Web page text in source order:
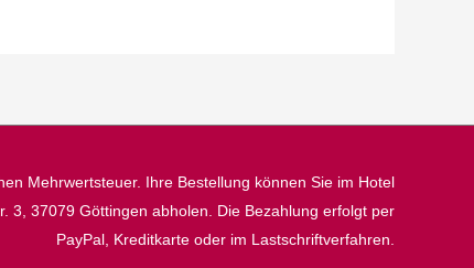
Mehrwertsteuer. Ihre Bestellung können Sie im Hotel
3, 37079 Göttingen abholen. Die Bezahlung erfolgt per
PayPal, Kreditkarte oder im Lastschriftverfahren.